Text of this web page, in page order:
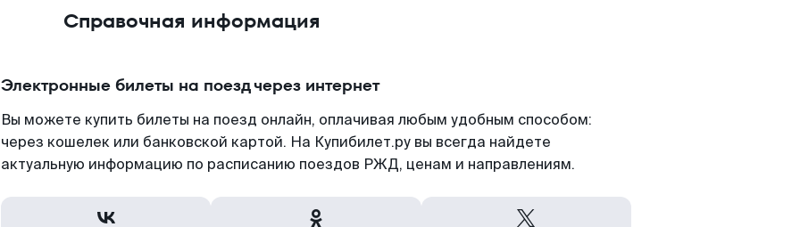
Справочная информация
Электронные билеты на поезд через интернет
Вы можете купить билеты на поезд онлайн, оплачивая любым удобным способом:
через кошелек или банковской картой. На Купибилет.ру вы всегда найдете
актуальную информацию по расписанию поездов РЖД, ценам и направлениям.